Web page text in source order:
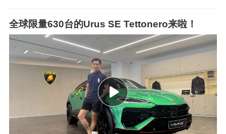
推动智能岛制造体系（I²MS）及卓越运营大模型
（EOAI）升级，刷新中国智造的智能化水平与产
品品质，书写中国汽车品牌向上新篇章。
在辅助驾驶与智能座舱领域，上汽通用五菱
将以强大的成本控制与供应链整合能力，实现华
为乾崑智驾、鸿蒙座舱、乾崑车云等智能技术融
入整车车系。双方合作的首款车型华境S将于202
6年上半年上市，为用户带来智能出行新体验。
全球限量630台的Urus SE Tettonero来啦！